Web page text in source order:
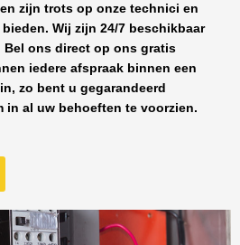
zijn trots op onze technici en
Wij zijn 24/7 beschikbaar
Bel ons direct op ons gratis
iedere afspraak binnen een
zo bent u gegarandeerd
in al uw behoeften te voorzien.